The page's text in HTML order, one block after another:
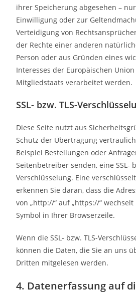
ihrer Speicherung abgesehen –
Einwilligung oder zur
Verteidigung von
der Rechte einer anderen
Person oder aus Gründen eines
Interesses der Europäischen
Mitgliedstaats verarbeitet werden.
SSL- bzw. TLS-
Diese Seite nutzt aus
Schutz der Übertragung
Beispiel Bestellungen oder
Seitenbetreiber senden, eine SSL-
Verschlüsselung. Eine
erkennen Sie daran, dass die
von „http://“ auf „https://“
Symbol in Ihrer Browserzeile.
Wenn die SSL- bzw. TLS-
können die Daten, die Sie an uns
Dritten mitgelesen werden.
4. Datenerfassung auf